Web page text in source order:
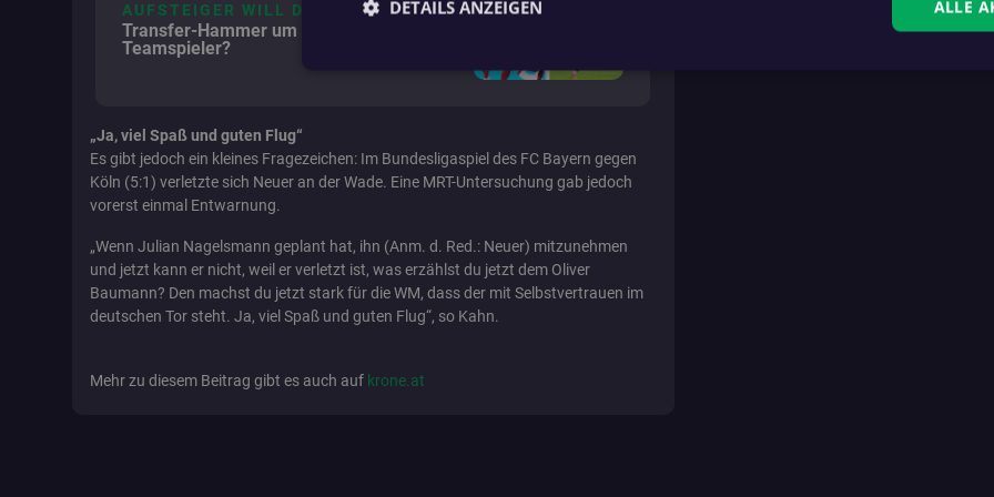
AUFSTEIGER WILL DUO
Transfer-Hammer um gleich zwei ÖFB-
Teamspieler?
„Ja, viel Spaß und guten Flug“
Es gibt jedoch ein kleines Fragezeichen: Im Bundesligaspiel des FC Bayern gegen
Köln (5:1) verletzte sich Neuer an der Wade. Eine MRT-Untersuchung gab jedoch
vorerst einmal Entwarnung.
„Wenn Julian Nagelsmann geplant hat, ihn (Anm. d. Red.: Neuer) mitzunehmen
und jetzt kann er nicht, weil er verletzt ist, was erzählst du jetzt dem Oliver
Baumann? Den machst du jetzt stark für die WM, dass der mit Selbstvertrauen im
deutschen Tor steht. Ja, viel Spaß und guten Flug“, so Kahn.
Mehr zu diesem Beitrag gibt es auch auf krone.at
ALLE
DETAILS ANZEIGEN
Unbedingt erforderliche Cookies ermöglichen wesentliche Kernfunktionen der Website wie die
Kontoverwaltung. Ohne die unbedingt erforderlichen Cookies kann die Website nicht ordnungsgemäß
fanat_access_token
.fan.at
fanat_show_app_banner
.fan.at